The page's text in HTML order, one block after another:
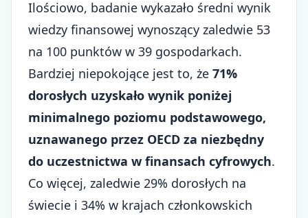
Ilościowo, badanie wykazało średni wynik
wiedzy finansowej wynoszący zaledwie 53
na 100 punktów w 39 gospodarkach.
Bardziej niepokojące jest to, że 71%
dorosłych uzyskało wynik poniżej
minimalnego poziomu podstawowego,
uznawanego przez OECD za niezbędny
do uczestnictwa w finansach cyfrowych.
Co więcej, zaledwie 29% dorosłych na
świecie i 34% w krajach członkowskich